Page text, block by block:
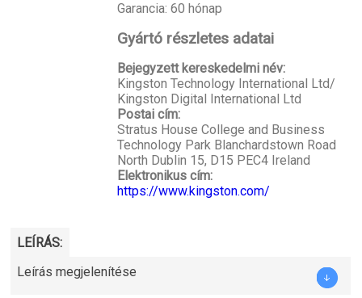
Garancia: 60 hónap
Gyártó részletes adatai
Bejegyzett kereskedelmi név:
Kingston Technology International Ltd/
Kingston Digital International Ltd
Postai cím:
Stratus House College and Business
Technology Park Blanchardstown Road
North Dublin 15, D15 PEC4 Ireland
Elektronikus cím:
https://www.kingston.com/
LEÍRÁS:
Leírás megjelenítése